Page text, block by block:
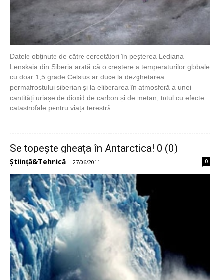
Datele obținute de către cercetători în peșterea Lediana
Lenskaia din Siberia arată că o creștere a temperaturilor globale
cu doar 1,5 grade Celsius ar duce la dezghețarea
permafrostului siberian și la eliberarea în atmosferă a unei
cantități uriașe de dioxid de carbon și de metan, totul cu efecte
catastrofale pentru viața terestră.
Se topește gheața în Antarctica! 0 (0)
Știință&Tehnică - 27/06/2011 0